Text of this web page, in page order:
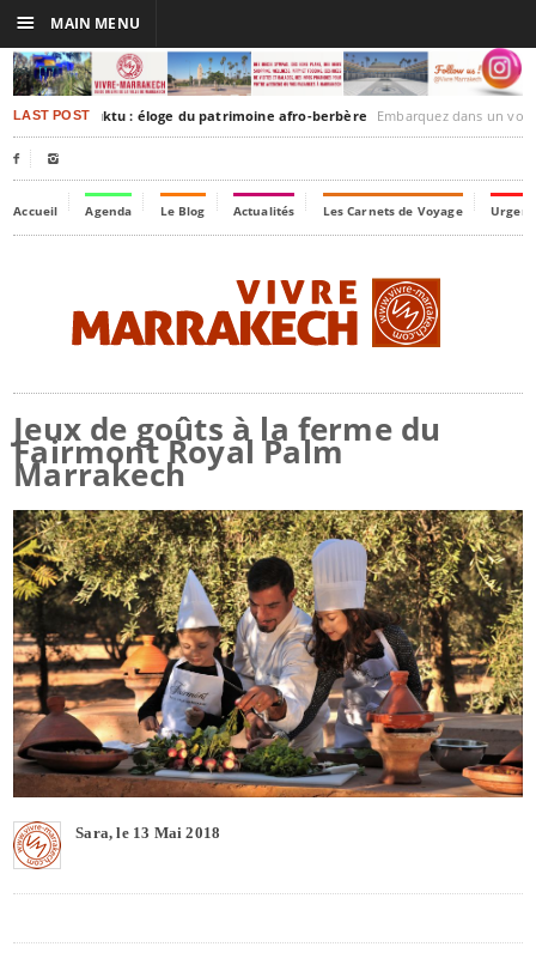
LAST POSTTimbuktu : éloge du patrimoine afro-berbère Embarquez dans un voyage culturel dans le
 
Accueil Agenda Le Blog Actualités Les Carnets de Voyage
Jeux de goûts à la ferme du
Fairmont Royal Palm
Marrakech
Sara, le 13 Mai 2018
☰ MAIN MENU